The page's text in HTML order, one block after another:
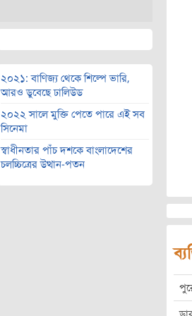
২০২১: বাণিজ্য থেকে শিল্পে ভারি,
আরও ডুবেছে ঢালিউড
২০২২ সালে মুক্তি পেতে পারে এই সব
সিনেমা
স্বাধীনতার পাঁচ দশকে বাংলাদেশের
চলচ্চিত্রের উত্থান-পতন